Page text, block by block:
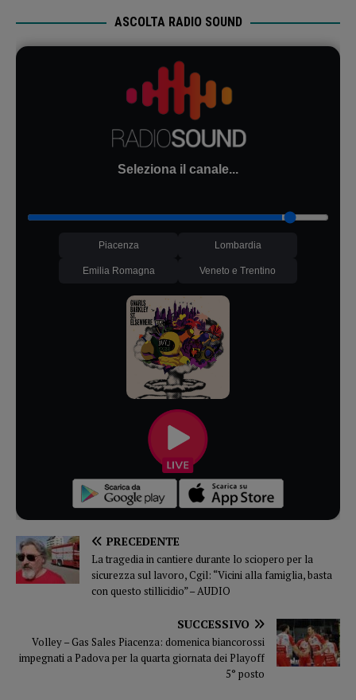
ASCOLTA RADIO SOUND
Seleziona il canale...
Piacenza Lombardia
Emilia Romagna Veneto e Trentino
PRECEDENTE
La tragedia in cantiere durante lo sciopero per la
sicurezza sul lavoro, Cgil: “Vicini alla famiglia, basta
con questo stillicidio” – AUDIO
SUCCESSIVO
Volley – Gas Sales Piacenza: domenica biancorossi
impegnati a Padova per la quarta giornata dei Playoff
5° posto